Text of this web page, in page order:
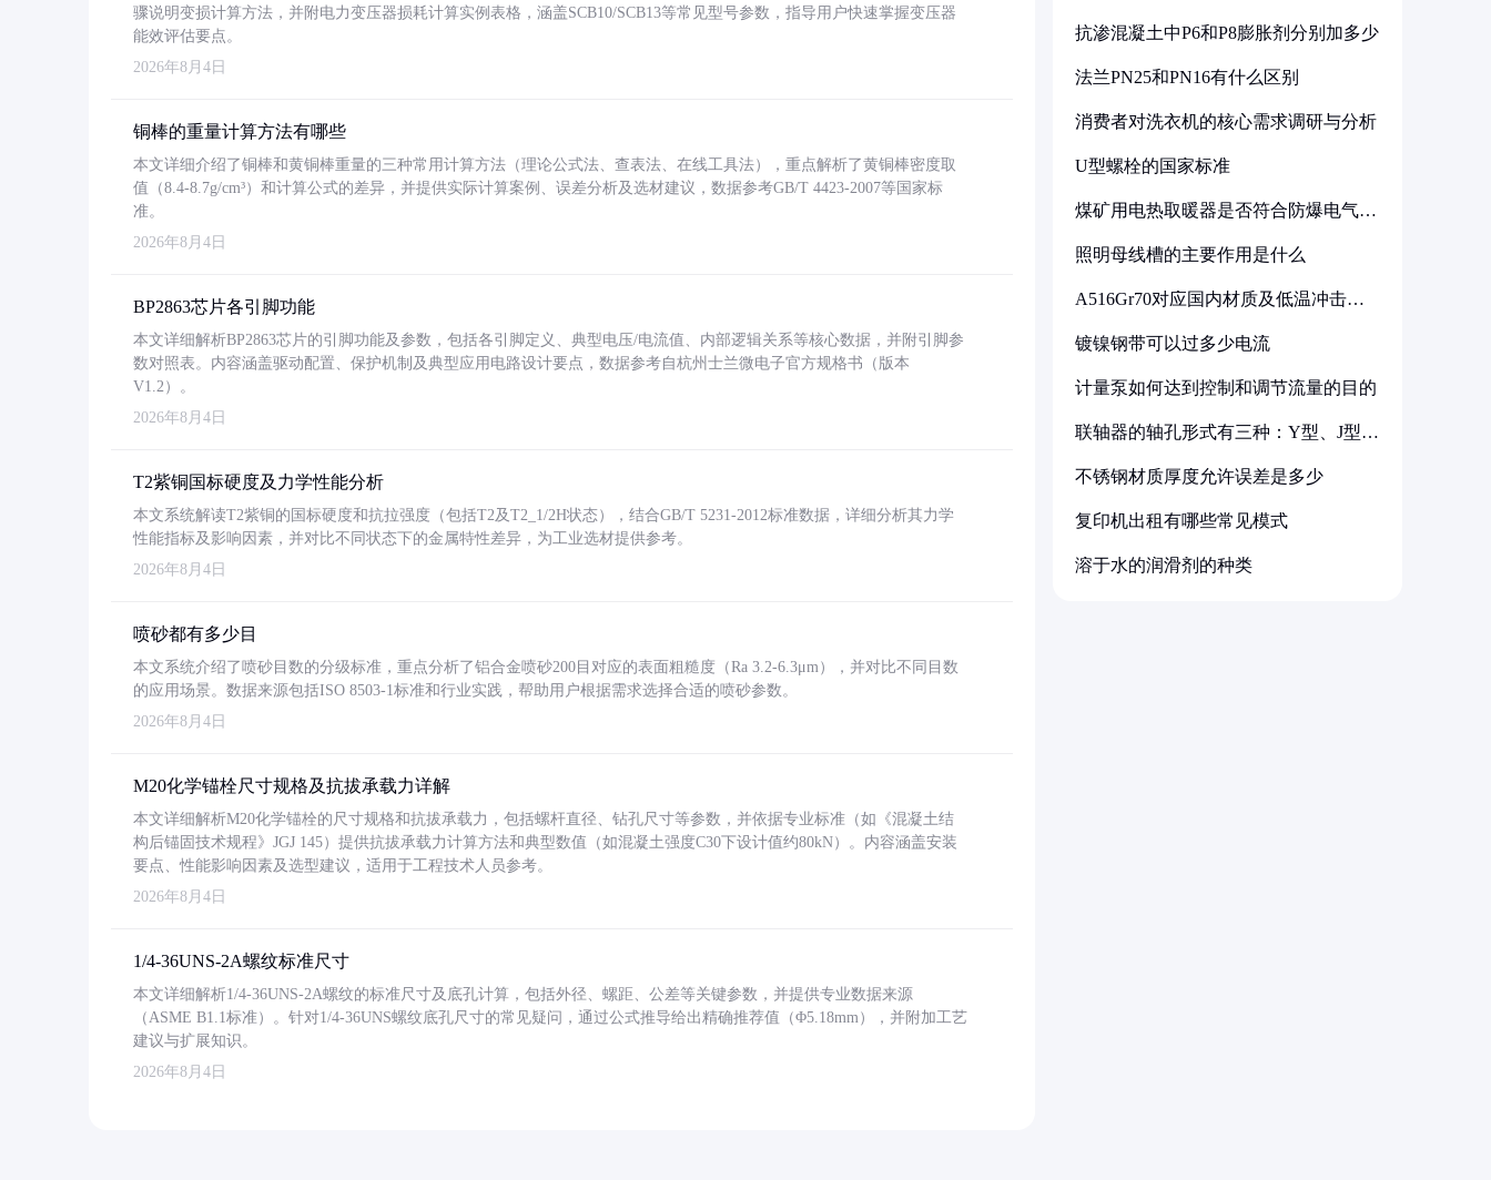
骤说明变损计算方法，并附电力变压器损耗计算实例表格，涵盖SCB10/SCB13等常见型号参数，指导用户快速掌握变压器
能效评估要点。
2026年8月4日
铜棒的重量计算方法有哪些
本文详细介绍了铜棒和黄铜棒重量的三种常用计算方法（理论公式法、查表法、在线工具法），重点解析了黄铜棒密度取
值（8.4-8.7g/cm³）和计算公式的差异，并提供实际计算案例、误差分析及选材建议，数据参考GB/T 4423-2007等国家标
准。
2026年8月4日
BP2863芯片各引脚功能
本文详细解析BP2863芯片的引脚功能及参数，包括各引脚定义、典型电压/电流值、内部逻辑关系等核心数据，并附引脚参
数对照表。内容涵盖驱动配置、保护机制及典型应用电路设计要点，数据参考自杭州士兰微电子官方规格书（版本
V1.2）。
2026年8月4日
T2紫铜国标硬度及力学性能分析
本文系统解读T2紫铜的国标硬度和抗拉强度（包括T2及T2_1/2H状态），结合GB/T 5231-2012标准数据，详细分析其力学
性能指标及影响因素，并对比不同状态下的金属特性差异，为工业选材提供参考。
2026年8月4日
喷砂都有多少目
本文系统介绍了喷砂目数的分级标准，重点分析了铝合金喷砂200目对应的表面粗糙度（Ra 3.2-6.3μm），并对比不同目数
的应用场景。数据来源包括ISO 8503-1标准和行业实践，帮助用户根据需求选择合适的喷砂参数。
2026年8月4日
M20化学锚栓尺寸规格及抗拔承载力详解
本文详细解析M20化学锚栓的尺寸规格和抗拔承载力，包括螺杆直径、钻孔尺寸等参数，并依据专业标准（如《混凝土结
构后锚固技术规程》JGJ 145）提供抗拔承载力计算方法和典型数值（如混凝土强度C30下设计值约80kN）。内容涵盖安装
要点、性能影响因素及选型建议，适用于工程技术人员参考。
2026年8月4日
1/4-36UNS-2A螺纹标准尺寸
本文详细解析1/4-36UNS-2A螺纹的标准尺寸及底孔计算，包括外径、螺距、公差等关键参数，并提供专业数据来源
（ASME B1.1标准）。针对1/4-36UNS螺纹底孔尺寸的常见疑问，通过公式推导给出精确推荐值（Φ5.18mm），并附加工艺
建议与扩展知识。
2026年8月4日
抗渗混凝土中P6和P8膨胀剂分别加多少
法兰PN25和PN16有什么区别
消费者对洗衣机的核心需求调研与分析
U型螺栓的国家标准
煤矿用电热取暖器是否符合防爆电气设
照明母线槽的主要作用是什么
A516Gr70对应国内材质及低温冲击要
镀镍钢带可以过多少电流
计量泵如何达到控制和调节流量的目的
联轴器的轴孔形式有三种：Y型、J型、
不锈钢材质厚度允许误差是多少
复印机出租有哪些常见模式
溶于水的润滑剂的种类